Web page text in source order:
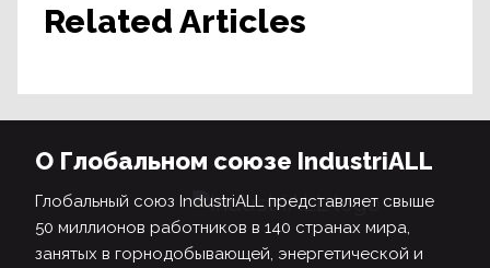
Related Articles
О Глобальном союзе IndustriALL
Глобальный союз IndustriALL представляет свыше
50 миллионов работников в 140 странах мира,
занятых в горнодобывающей, энергетической и